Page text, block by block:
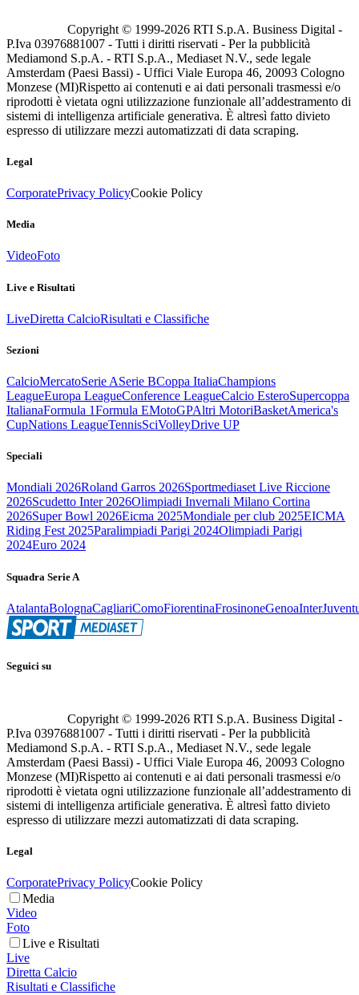
Copyright © 1999-2026 RTI S.p.A. Business Digital -
P.Iva 03976881007 - Tutti i diritti riservati - Per la pubblicità
Mediamond S.p.A. - RTI S.p.A., Mediaset N.V., sede legale
Amsterdam (Paesi Bassi) - Uffici Viale Europa 46, 20093 Cologno
Monzese (MI)Rispetto ai contenuti e ai dati personali trasmessi e/o
riprodotti è vietata ogni utilizzazione funzionale all’addestramento di
sistemi di intelligenza artificiale generativa. È altresì fatto divieto
espresso di utilizzare mezzi automatizzati di data scraping.
Legal
CorporatePrivacy PolicyCookie Policy
Media
VideoFoto
Live e Risultati
LiveDiretta CalcioRisultati e Classifiche
Sezioni
CalcioMercatoSerie ASerie BCoppa ItaliaChampions
LeagueEuropa LeagueConference LeagueCalcio EsteroSupercoppa
ItalianaFormula 1Formula EMotoGPAltri MotoriBasketAmerica's
CupNations LeagueTennisSciVolleyDrive UP
Speciali
Mondiali 2026Roland Garros 2026Sportmediaset Live Riccione
2026Scudetto Inter 2026Olimpiadi Invernali Milano Cortina
2026Super Bowl 2026Eicma 2025Mondiale per club 2025EICMA
Riding Fest 2025Paralimpiadi Parigi 2024Olimpiadi Parigi
2024Euro 2024
Squadra Serie A
AtalantaBolognaCagliariComoFiorentinaFrosinoneGenoaInter
Seguici su
Copyright © 1999-2026 RTI S.p.A. Business Digital -
P.Iva 03976881007 - Tutti i diritti riservati - Per la pubblicità
Mediamond S.p.A. - RTI S.p.A., Mediaset N.V., sede legale
Amsterdam (Paesi Bassi) - Uffici Viale Europa 46, 20093 Cologno
Monzese (MI)Rispetto ai contenuti e ai dati personali trasmessi e/o
riprodotti è vietata ogni utilizzazione funzionale all’addestramento di
sistemi di intelligenza artificiale generativa. È altresì fatto divieto
espresso di utilizzare mezzi automatizzati di data scraping.
Legal
CorporatePrivacy PolicyCookie Policy
Media
Video
Foto
Live e Risultati
Live
Diretta Calcio
Risultati e Classifiche